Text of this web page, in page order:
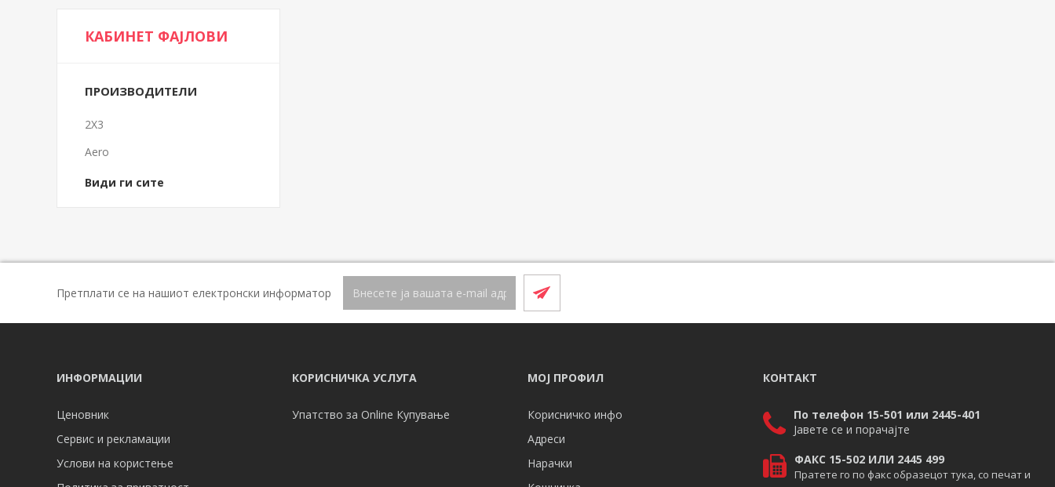
КАБИНЕТ ФАЈЛОВИ
ПРОИЗВОДИТЕЛИ
2X3
Aero
Види ги сите
Претплати се на нашиот електронски информатор
ИНФОРМАЦИИ
Ценовник
Сервис и рекламации
Услови на користење
КОРИСНИЧКА УСЛУГА
Упатство за Online Купување
МОЈ ПРОФИЛ
Корисничко инфо
Адреси
Нарачки
КОНТАКТ
По телефон 15-501 или 2445-401
Јавете се и порачајте
ФАКС 15-502 ИЛИ 2445 499
Пратете го по факс образецот тука, со печат и